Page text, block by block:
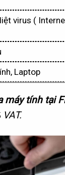
virus (
Laptop
máy tính tại